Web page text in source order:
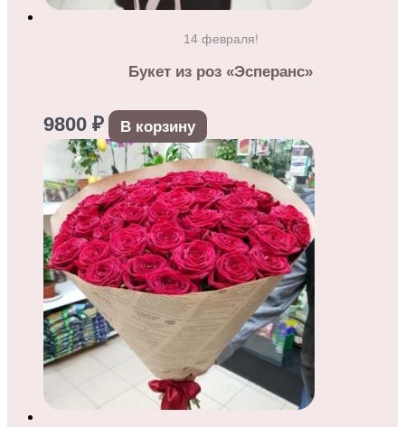
14 февраля!
Букет из роз «Эсперанс»
9800 ₽ В корзину